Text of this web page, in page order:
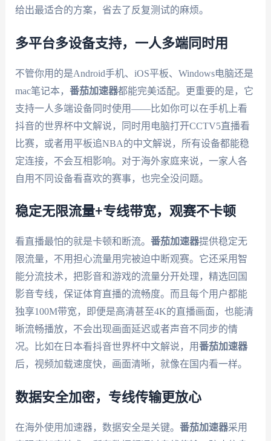
给出最适合的方案，省去了反复测试的麻烦。
多平台多设备支持，一人多端同时用
不管你用的是Android手机、iOS平板、Windows电脑还是
mac笔记本， 番茄加速器都能完美适配。更重要的是，它
支持一人多端设备同时使用——比如你可以在手机上看
抖音的世界杯中文解说，同时用电脑打开CCTV5直播看
比赛，或者用平板追NBA的中文解说，所有设备都能稳
定连接，不会互相影响。对于海外家庭来说，一家人各
自用不同设备看喜欢的赛事，也完全没问题。
稳定无限流量+专线带宽，观赛不卡顿
看直播最怕的就是卡顿和断流。 番茄加速器提供稳定无
限流量，不用担心流量用完被迫中断观赛。它还采用智
能分流技术，把影音和游戏的流量分开处理，精选回国
影音专线，保证体育直播的流畅度。而且每个用户都能
独享100M带宽，即便是高清甚至4K的直播画面，也能清
晰流畅播放，不会出现画面延迟或者声音不同步的情
况。比如在日本看抖音世界杯中文解说，用番茄加速器
后，视频加载速度快，画面清晰，就像在国内看一样。
数据安全加密，专线传输更放心
在海外使用加速器，数据安全是关键。 番茄加速器采用